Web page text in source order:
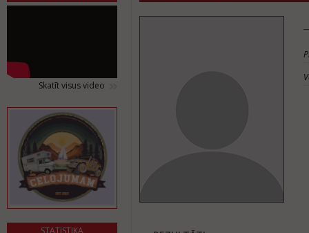
Skatīt visus video
STATISTIKA